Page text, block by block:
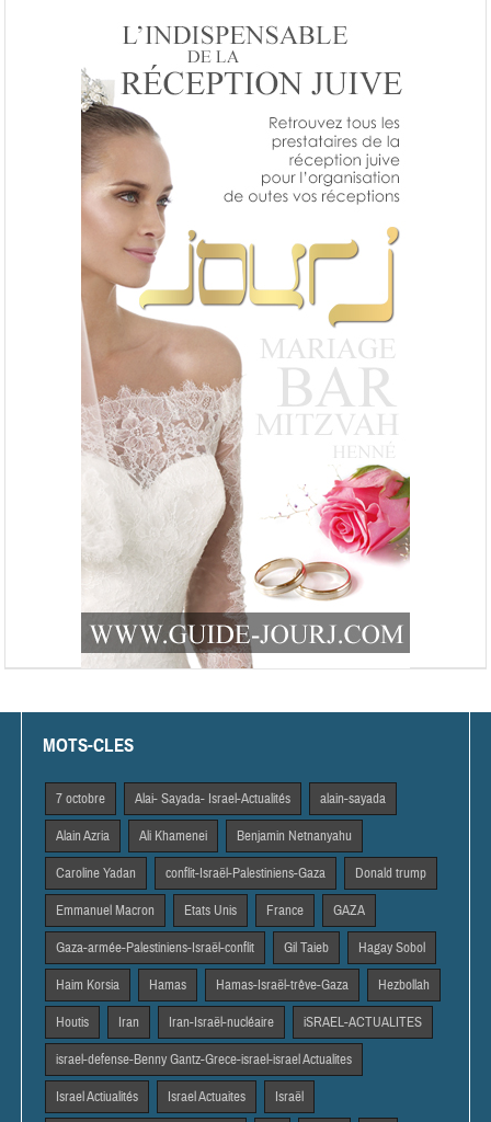
MOTS-CLES
7 octobre Alai- Sayada- Israel-Actualités alain-sayada
Alain Azria Ali Khamenei Benjamin Netnanyahu
Caroline Yadan conflit-Israël-Palestiniens-Gaza Donald trump
Emmanuel Macron Etats Unis France GAZA
Gaza-armée-Palestiniens-Israël-conflit Gil Taieb Hagay Sobol
Haim Korsia Hamas Hamas-Israël-trêve-Gaza Hezbollah
Houtis Iran Iran-Israël-nucléaire iSRAEL-ACTUALITES
israel-defense-Benny Gantz-Grece-israel-israel Actualites
Israel Actiualités Israel Actuaites Israël